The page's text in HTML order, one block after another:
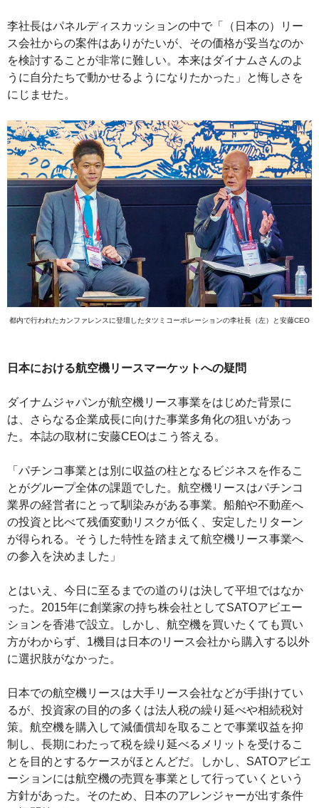
李社長はパネルディスカッションの中で「（日本の）リー
ス会社からの案件はありがたいが、その価格が妥当なのか
を検討することが非常に難しい。本来はダイナムさんのよ
うに自分たちで動かせるようになりたかった」と悔しさを
にじませた。
都内で行われたカンファレンスに登壇したタツミコーポレーションの李社長（左）と安藤CEO
日本における航空機リースマーケットへの疑問
ダイナムジャパンが航空機リース事業をはじめた背景に
は、さらなる企業成長に向けた事業多角化の狙いがあっ
た。本誌の取材に安藤CEOはこう答える。
「パチンコ事業とは別に収益の柱となるビジネスを作るこ
とがグループ全体の課題でした。航空機リースはパチンコ
業界の経営者にとって馴染みがある事業。船舶や不動産へ
の投資と比べて残価変動リスクが低く、安定したリターン
が得られる。そうした特性を踏まえて航空機リース事業へ
の参入を決めました」
とはいえ、今日に至るまでの道のりは決して平坦ではなか
った。2015年に創業家の持ち株会社としてSATOアビエー
ションを香港で設立。しかし、航空機を買いたくても買い
方がわからず、1機目は日本のリース会社から購入する以外
に選択肢がなかった。
日本での航空機リースは大手リース会社などが手掛けてい
るが、投資家の目的の多くは法人税の繰り延べや相続税対
策。航空機を購入して減価償却を取ることで事業収益を抑
制し、長期にわたって税を繰り延べるメリットを受けるこ
とを目的とするケースがほとんどだ。しかし、SATOアビエ
ーションには航空機の売買を事業として行っていくという
方針があった。そのため、日本のアレンジャーが出す条件